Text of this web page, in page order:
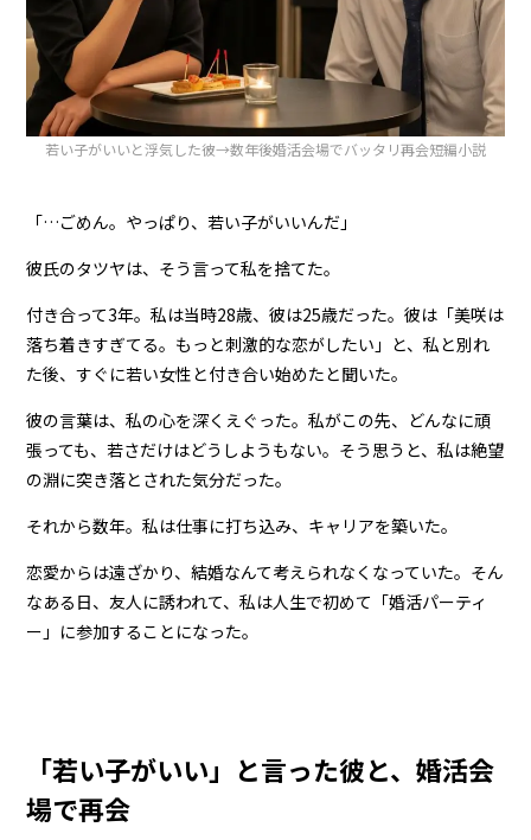
若い子がいいと浮気した彼→数年後婚活会場でバッタリ再会短編小説
「…ごめん。やっぱり、若い子がいいんだ」
彼氏のタツヤは、そう言って私を捨てた。
付き合って3年。私は当時28歳、彼は25歳だった。彼は「美咲は
落ち着きすぎてる。もっと刺激的な恋がしたい」と、私と別れ
た後、すぐに若い女性と付き合い始めたと聞いた。
彼の言葉は、私の心を深くえぐった。私がこの先、どんなに頑
張っても、若さだけはどうしようもない。そう思うと、私は絶望
の淵に突き落とされた気分だった。
それから数年。私は仕事に打ち込み、キャリアを築いた。
恋愛からは遠ざかり、結婚なんて考えられなくなっていた。そん
なある日、友人に誘われて、私は人生で初めて「婚活パーティ
ー」に参加することになった。
「若い子がいい」と言った彼と、婚活会
場で再会